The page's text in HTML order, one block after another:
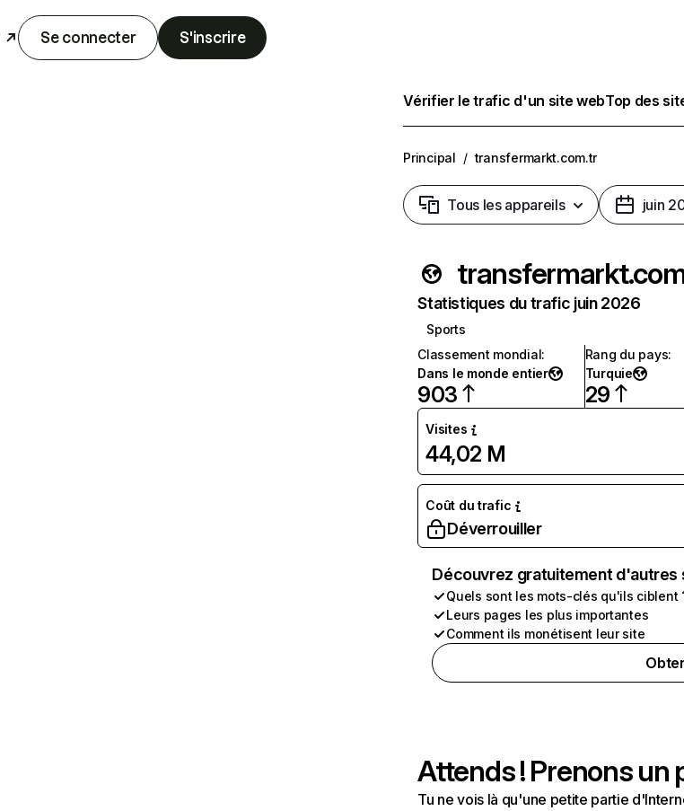
Se connecter S'inscrire
Vérifier le trafic d'un site webTop des
Principal / transfermarkt.com.tr
Tous les appareils juin
Statistiques du trafic juin 2026
Sports
Classement mondial:
Dans le monde entier
903
Rang du pays:
Turquie
29
Visites
44,02 M
Coût du trafic
Déverrouiller
Découvrez gratuitement
Quels sont les mots-clés qu'ils ciblent
Leurs pages les plus importantes
Comment ils monétisent leur site
Attends ! Prenons un
Tu ne vois là qu'une petite partie